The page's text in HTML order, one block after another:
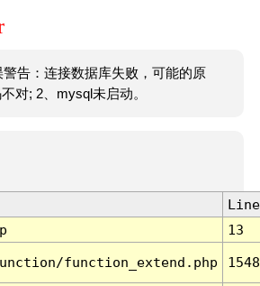
警告：连接数据库失败，可能的原
对; 2、mysql未启动。
Line
13
function_extend.php 1548